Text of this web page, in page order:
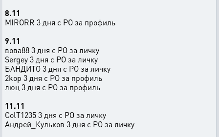
8.11
MIRORR 3 дня с РО за профиль
9.11
вова88 3 дня с РО за личку
Sergey 3 дня с РО за личку
БАНДИТО 3 дня с РО за личку
2kop 3 дня с РО за профиль
люц 3 дня с РО за профиль
11.11
ColT1235 3 дня с РО за личку
Андрей_Кульков 3 дня с РО за личку